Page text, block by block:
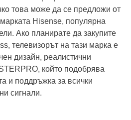
операционна система и
това може да се предложи от
Hisense, популярна
Ако планирате да закупите
телевизорът на тази марка е
дизайн, реалистични
който подобрява
и поддръжка за всички